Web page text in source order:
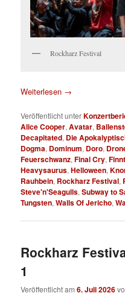
Rockharz Festival
Weiterlesen →
Veröffentlicht unter
Alice Cooper,Avatar,
Decapitated, Die
Dogma, Dominum, Doro,
Feuerschwanz,Final Cry,
Heavysaurus,Helloween,
Rauhbein, Rockharz Festival,
Steve'n'Seagulls,Subway to
Tungsten,Walls Of Jericho,
Rockharz
1
Veröffentlicht am6. Juli 2026